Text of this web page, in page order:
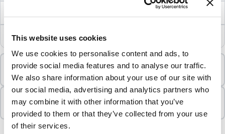
This website uses cookies
We use cookies to personalise content and ads, to
provide social media features and to analyse our traffic.
We also share information about your use of our site with
our social media, advertising and analytics partners who
may combine it with other information that you’ve
provided to them or that they’ve collected from your use
of their services.
500 €58,50
Mindestbestellung
10 Einheiten
In Paketen verkauft
10 Einheiten